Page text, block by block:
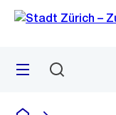
Navigation
Sprunglink
Menü